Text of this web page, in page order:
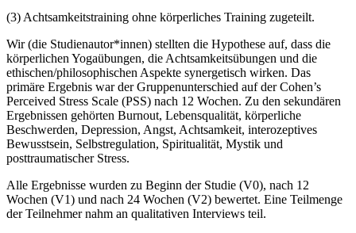
(3) Achtsamkeitstraining ohne körperliches Training zugeteilt.
Wir (die Studienautor*innen) stellten die Hypothese auf, dass die
körperlichen Yogaübungen, die Achtsamkeitsübungen und die
ethischen/philosophischen Aspekte synergetisch wirken. Das
primäre Ergebnis war der Gruppenunterschied auf der Cohen’s
Perceived Stress Scale (PSS) nach 12 Wochen. Zu den sekundären
Ergebnissen gehörten Burnout, Lebensqualität, körperliche
Beschwerden, Depression, Angst, Achtsamkeit, interozeptives
Bewusstsein, Selbstregulation, Spiritualität, Mystik und
posttraumatischer Stress.
Alle Ergebnisse wurden zu Beginn der Studie (V0), nach 12
Wochen (V1) und nach 24 Wochen (V2) bewertet. Eine Teilmenge
der Teilnehmer nahm an qualitativen Interviews teil.